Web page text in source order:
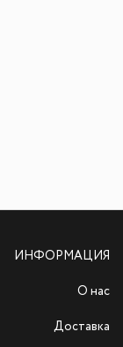
ИНФОРМАЦИЯ
О нас
Доставка